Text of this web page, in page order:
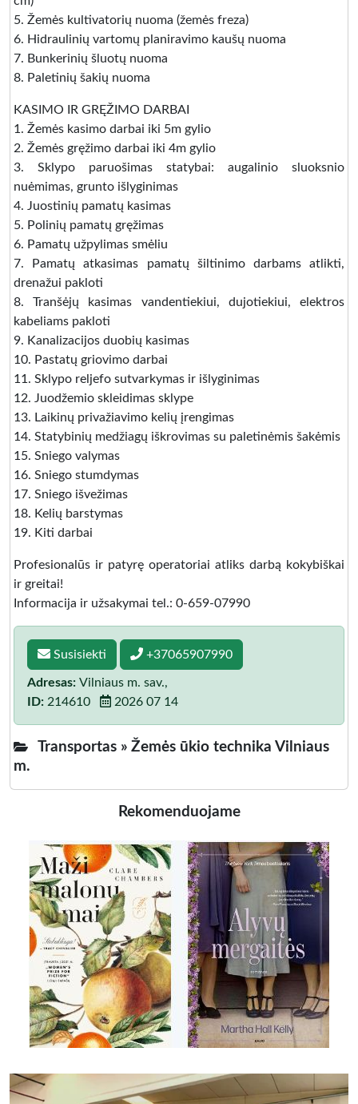
5. Žemės kultivatorių nuoma (žemės freza)
6. Hidraulinių vartomų planiravimo kaušų nuoma
7. Bunkerinių šluotų nuoma
8. Paletinių šakių nuoma
KASIMO IR GRĘŽIMO DARBAI
1. Žemės kasimo darbai iki 5m gylio
2. Žemės gręžimo darbai iki 4m gylio
3. Sklypo paruošimas statybai: augalinio sluoksnio
nuėmimas, grunto išlyginimas
4. Juostinių pamatų kasimas
5. Polinių pamatų gręžimas
6. Pamatų užpylimas smėliu
7. Pamatų atkasimas pamatų šiltinimo darbams atlikti,
drenažui pakloti
8. Tranšėjų kasimas vandentiekiui, dujotiekiui, elektros
kabeliams pakloti
9. Kanalizacijos duobių kasimas
10. Pastatų griovimo darbai
11. Sklypo reljefo sutvarkymas ir išlyginimas
12. Juodžemio skleidimas sklype
13. Laikinų privažiavimo kelių įrengimas
14. Statybinių medžiagų iškrovimas su paletinėmis šakėmis
15. Sniego valymas
16. Sniego stumdymas
17. Sniego išvežimas
18. Kelių barstymas
19. Kiti darbai
Profesionalūs ir patyrę operatoriai atliks darbą kokybiškai
ir greitai!
Informacija ir užsakymai tel.: 0-659-07990
Susisiekti +37065907990
Adresas: Vilniaus m. sav.,
ID: 214610 2026 07 14
Transportas » Žemės ūkio technika Vilniaus
m.
Rekomenduojame